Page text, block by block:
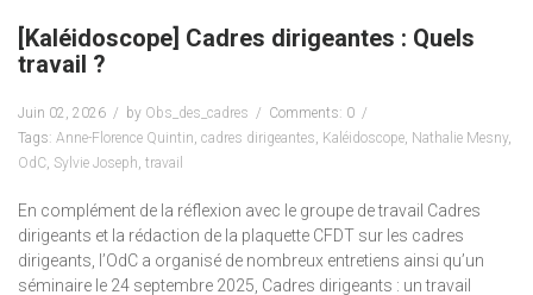
[Kaléidoscope] Cadres dirigeantes : Quels
travail ?
Juin 02, 2026 by Obs_des_cadres
Comments: 0
Tags: Anne-Florence Quintin, cadres dirigeantes, Kaléidoscope, Nathalie Mesny,
OdC, Sylvie Joseph, travail
En complément de la réflexion avec le groupe de travail Cadres
dirigeants et la rédaction de la plaquette CFDT sur les cadres
dirigeants, l’OdC a organisé de nombreux entretiens ainsi qu’un
séminaire le 24 septembre 2025, Cadres dirigeants : un travail